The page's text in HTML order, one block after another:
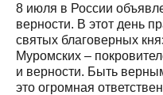
8 июля в России
верности. В этот день
святых благоверных
Муромских –
и верности. Быть
это огромная